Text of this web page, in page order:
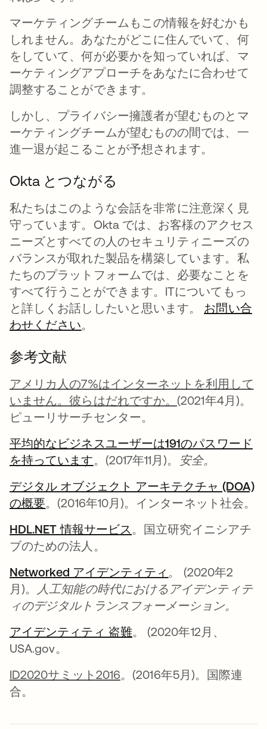
マーケティングチームもこの情報を好むかも
しれません。あなたがどこに住んでいて、何
をしていて、何が必要かを知っていれば、マ
ーケティングアプローチをあなたに合わせて
調整することができます。
しかし、プライバシー擁護者が望むものとマ
ーケティングチームが望むものの間では、一
進一退が起こることが予想されます。
Okta とつながる
私たちはこのような会話を非常に注意深く見
守っています。Okta では、お客様のアクセス
ニーズとすべての人のセキュリティニーズの
バランスが取れた製品を構築しています。私
たちのプラットフォームでは、必要なことを
すべて行うことができます。ITについてもっ
と詳しくお話ししたいと思います。 お問い合
わせください。
参考文献
アメリカ人の7%はインターネットを利用して
いません。彼らはだれですか。 (2021年4月)。
ピューリサーチセンター。
平均的なビジネスユーザーは191のパスワード
を持っています新しいタブで開く
。(2017年11月)。
安全。
デジタル オブジェクト アーキテクチャ (DOA)
の概要新しいタブで開く
。(2016年10月)。インターネット社会。
HDL.NET 情報サービス 新しいタブで開く
。国立研究イニシアチ
ブのための法人。
Networked アイデンティティ 新しいタブで開く
。 (2020年2
月)。
人工知能の時代におけるアイデンティテ
ィのデジタルトランスフォーメーション。
アイデンティティ 盗難新しいタブで開く
。 (2020年12月、
USA.gov。
ID2020サミット2016。(2016年5月)。国際連
合。